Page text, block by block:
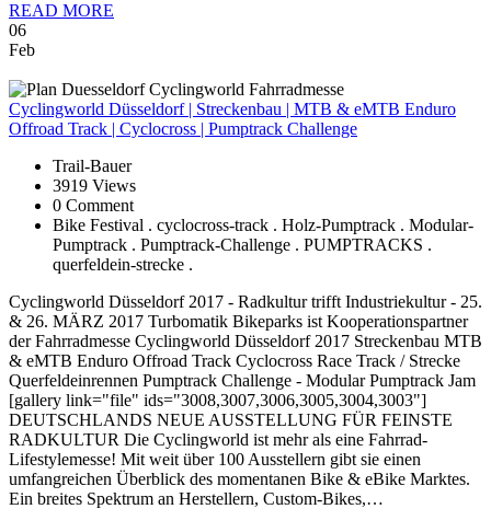
READ MORE
06
Feb
Cyclingworld Düsseldorf | Streckenbau | MTB & eMTB Enduro
Offroad Track | Cyclocross | Pumptrack Challenge
Trail-Bauer
3919 Views
0 Comment
Bike Festival . cyclocross-track . Holz-Pumptrack . Modular-
Pumptrack . Pumptrack-Challenge . PUMPTRACKS .
querfeldein-strecke .
Cyclingworld Düsseldorf 2017 - Radkultur trifft Industriekultur - 25.
& 26. MÄRZ 2017 Turbomatik Bikeparks ist Kooperationspartner
der Fahrradmesse Cyclingworld Düsseldorf 2017 Streckenbau MTB
& eMTB Enduro Offroad Track Cyclocross Race Track / Strecke
Querfeldeinrennen Pumptrack Challenge - Modular Pumptrack Jam
[gallery link="file" ids="3008,3007,3006,3005,3004,3003"]
DEUTSCHLANDS NEUE AUSSTELLUNG FÜR FEINSTE
RADKULTUR Die Cyclingworld ist mehr als eine Fahrrad-
Lifestylemesse! Mit weit über 100 Ausstellern gibt sie einen
umfangreichen Überblick des momentanen Bike & eBike Marktes.
Ein breites Spektrum an Herstellern, Custom-Bikes,…